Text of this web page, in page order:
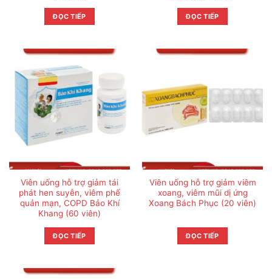
ĐỌC TIẾP ĐỌC TIẾP
Viên uống hỗ trợ giảm tái
phát hen suyễn, viêm phế
quản mạn, COPD Bảo Khí
Khang (60 viên)
ĐỌC TIẾP
Viên uống hỗ trợ giảm viêm
xoang, viêm mũi dị ứng
Xoang Bách Phục (20 viên)
ĐỌC TIẾP